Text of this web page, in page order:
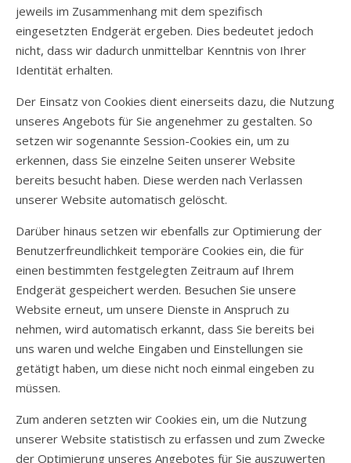
jeweils im Zusammenhang mit dem spezifisch
eingesetzten Endgerät ergeben. Dies bedeutet jedoch
nicht, dass wir dadurch unmittelbar Kenntnis von Ihrer
Identität erhalten.
Der Einsatz von Cookies dient einerseits dazu, die Nutzung
unseres Angebots für Sie angenehmer zu gestalten. So
setzen wir sogenannte Session-Cookies ein, um zu
erkennen, dass Sie einzelne Seiten unserer Website
bereits besucht haben. Diese werden nach Verlassen
unserer Website automatisch gelöscht.
Darüber hinaus setzen wir ebenfalls zur Optimierung der
Benutzerfreundlichkeit temporäre Cookies ein, die für
einen bestimmten festgelegten Zeitraum auf Ihrem
Endgerät gespeichert werden. Besuchen Sie unsere
Website erneut, um unsere Dienste in Anspruch zu
nehmen, wird automatisch erkannt, dass Sie bereits bei
uns waren und welche Eingaben und Einstellungen sie
getätigt haben, um diese nicht noch einmal eingeben zu
müssen.
Zum anderen setzten wir Cookies ein, um die Nutzung
unserer Website statistisch zu erfassen und zum Zwecke
der Optimierung unseres Angebotes für Sie auszuwerten